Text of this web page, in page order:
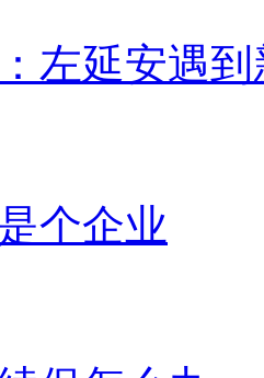
左延安遇
个企业